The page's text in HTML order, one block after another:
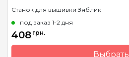
Станок для вышивки Зяблик
под заказ 1-2 дня
408 грн.
Выбрать